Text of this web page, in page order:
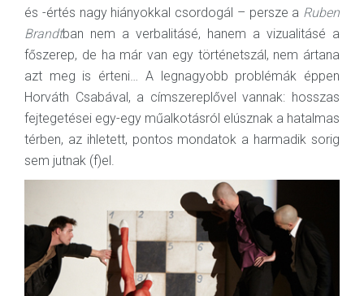
és -értés nagy hiányokkal csordogál – persze a Ruben
Brandtban nem a verbalitásé, hanem a vizualitásé a
főszerep, de ha már van egy történetszál, nem ártana
azt meg is érteni… A legnagyobb problémák éppen
Horváth Csabával, a címszereplővel vannak: hosszas
fejtegetései egy-egy műalkotásról elúsznak a hatalmas
térben, az ihletett, pontos mondatok a harmadik sorig
sem jutnak (f)el.